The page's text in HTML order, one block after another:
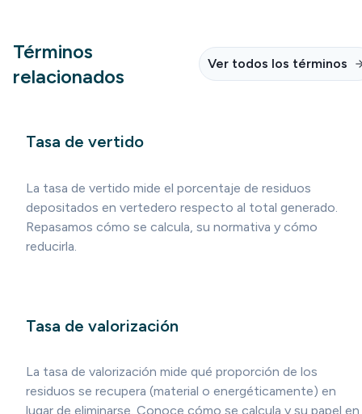
Términos
relacionados
Ver todos los términos
Tasa de vertido
La tasa de vertido mide el porcentaje de residuos
depositados en vertedero respecto al total generado.
Repasamos cómo se calcula, su normativa y cómo
reducirla.
Tasa de valorización
La tasa de valorización mide qué proporción de los
residuos se recupera (material o energéticamente) en
lugar de eliminarse. Conoce cómo se calcula y su papel en